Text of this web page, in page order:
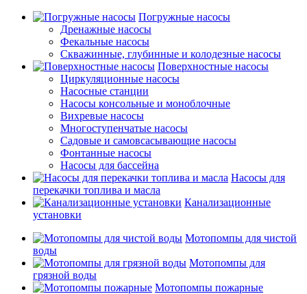
Погружные насосы
Дренажные насосы
Фекальные насосы
Скважинные, глубинные и колодезные насосы
Поверхностные насосы
Циркуляционные насосы
Насосные станции
Насосы консольные и моноблочные
Вихревые насосы
Многоступенчатые насосы
Садовые и самовсасывающие насосы
Фонтанные насосы
Насосы для бассейна
Насосы для
перекачки топлива и масла
Канализационные
установки
Мотопомпы для чистой
воды
Мотопомпы для
грязной воды
Мотопомпы пожарные